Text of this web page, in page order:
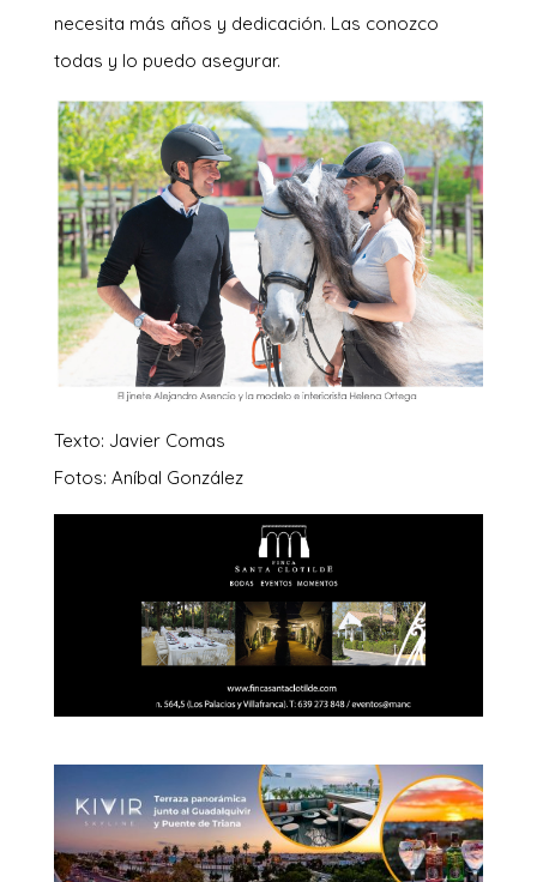
necesita más años y dedicación. Las conozco
todas y lo puedo asegurar.
Texto: Javier Comas
Fotos: Aníbal González